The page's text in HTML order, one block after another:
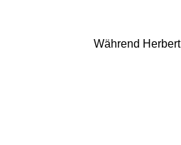
Während